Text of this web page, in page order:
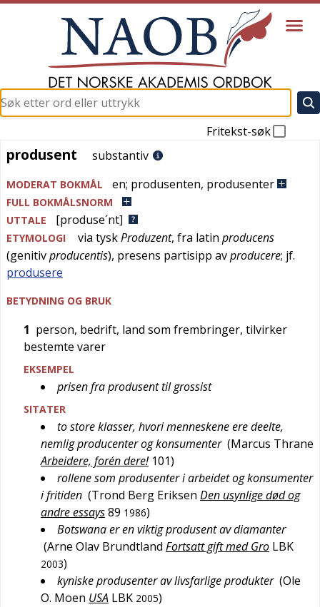
Fritekst-søk
produsent
produsent substantiv
MODERAT BOKMÅL en; produsenten, produsenter
FULL BOKMÅLSNORM
UTTALE
[produse´nt]
ETYMOLOGI via tyskProduzent, fra latin producens
(genitivproducentis), presens partisipp avproducere; jf.
produsere
BETYDNING OG BRUK
1 person, bedrift, land som frembringer, tilvirker
bestemte varer
EKSEMPEL
prisen fra produsent til grossist
SITATER
to store klasser, hvori menneskene ere deelte,
nemlig producenter og konsumenter (Marcus Thrane
Arbeidere, forén dere! 101)
rollene som produsenter i arbeidet og konsumenter
i fritiden (Trond Berg Eriksen Den usynlige død og
andre essays89 1986)
Botswana er en viktig produsent av diamanter
(Arne Olav Brundtland Fortsatt gift med Gro LBK
2003)
kyniske produsenter av livsfarlige produkter (Ole
O. Moen USA LBK 2005)